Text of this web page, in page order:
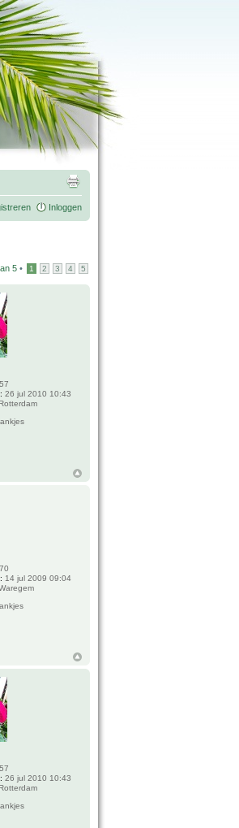
Inloggen
5 • 1 2 3 4 5
26 jul 2010 10:43
14 jul 2009 09:04
26 jul 2010 10:43